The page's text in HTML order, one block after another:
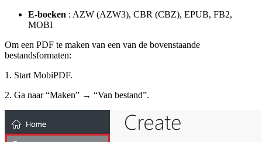
E-boeken : AZW (AZW3), CBR (CBZ), EPUB, FB2,
MOBI
Om een PDF te maken van een van de bovenstaande
bestandsformaten:
1. Start MobiPDF.
2. Ga naar “Maken” → “Van bestand”.